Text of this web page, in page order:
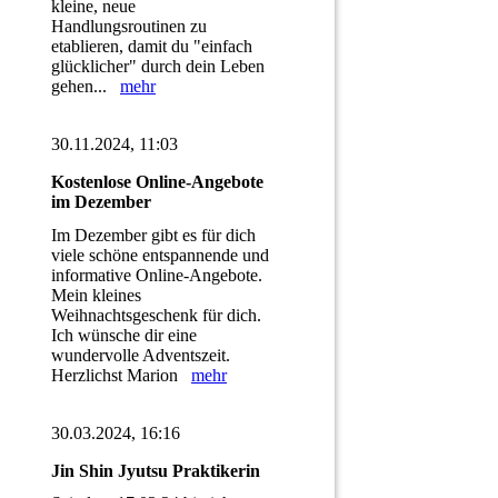
kleine, neue
Handlungsroutinen zu
etablieren, damit du "einfach
glücklicher" durch dein Leben
gehen... mehr
30.11.2024, 11:03
Kostenlose Online-Angebote
im Dezember
Im Dezember gibt es für dich
viele schöne entspannende und
informative Online-Angebote.
Mein kleines
Weihnachtsgeschenk für dich.
Ich wünsche dir eine
wundervolle Adventszeit.
Herzlichst Marion mehr
30.03.2024, 16:16
Jin Shin Jyutsu Praktikerin